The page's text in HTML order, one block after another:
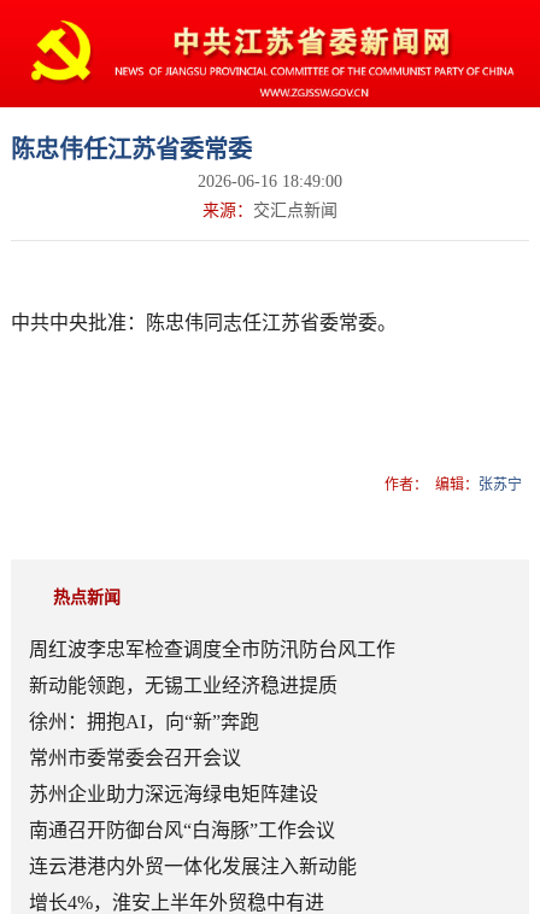
陈忠伟任江苏省委常委
2026-06-16 18:49:00
来源： 交汇点新闻
中共中央批准：陈忠伟同志任江苏省委常委。
作者： 编辑： 张苏宁
热点新闻
周红波李忠军检查调度全市防汛防台风工作
新动能领跑，无锡工业经济稳进提质
徐州：拥抱AI，向“新”奔跑
常州市委常委会召开会议
苏州企业助力深远海绿电矩阵建设
南通召开防御台风“白海豚”工作会议
连云港港内外贸一体化发展注入新动能
增长4%，淮安上半年外贸稳中有进